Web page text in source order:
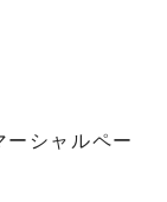
ーシャルペー